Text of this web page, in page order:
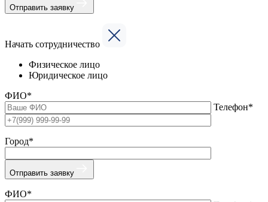
Отправить заявку
Начать сотрудничество
Физическое лицо
Юридическое лицо
ФИО*
Телефон*
Город*
Отправить заявку
ФИО*